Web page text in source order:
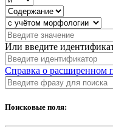
Или введите
Справка о расширенном
Поисковые поля: